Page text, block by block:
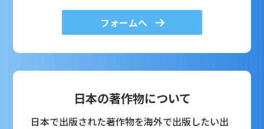
フォームへ
日本の著作物について
日本で出版された著作物を海外で出版したい出